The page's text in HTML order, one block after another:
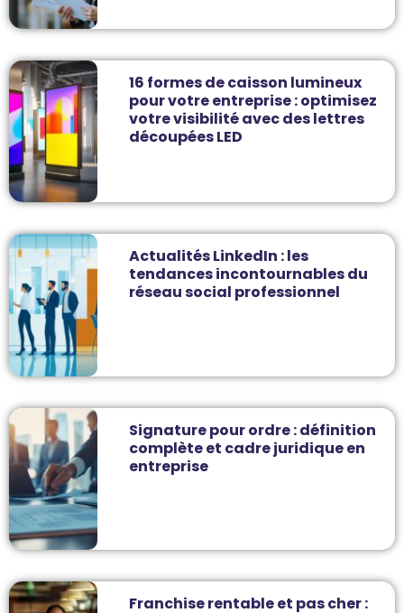
16 formes de caisson lumineux
pour votre entreprise : optimisez
votre visibilité avec des lettres
découpées LED
Actualités LinkedIn : les
tendances incontournables du
réseau social professionnel
Signature pour ordre : définition
complète et cadre juridique en
entreprise
Franchise rentable et pas cher :